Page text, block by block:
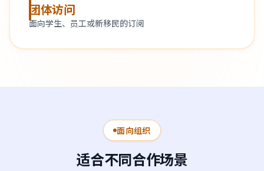
团体访问
面向学生、员工或新移民的订阅
面向组织
适合不同合作场景